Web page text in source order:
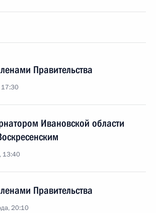
Правительства
17:30
Ивановской области
13:40
Правительства
20:10